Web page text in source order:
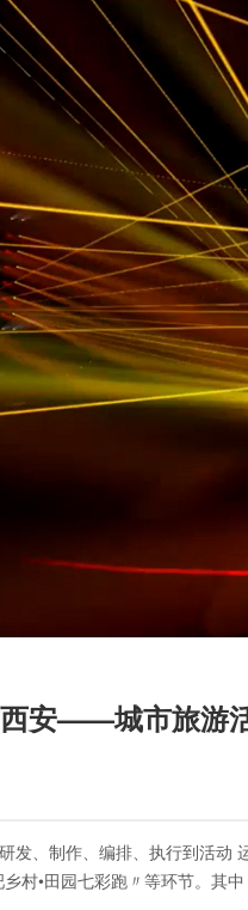
西安——城市旅游
发、制作、编排、执行到活动
村•田园七彩跑〃等环节。其